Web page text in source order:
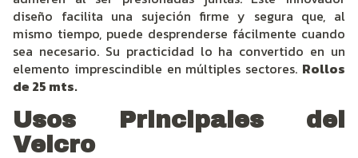
diseño facilita una sujeción firme y segura que, al
mismo tiempo, puede desprenderse fácilmente cuando
sea necesario. Su practicidad lo ha convertido en un
elemento imprescindible en múltiples sectores. Rollos
de 25 mts.
Usos Principales del
Velcro